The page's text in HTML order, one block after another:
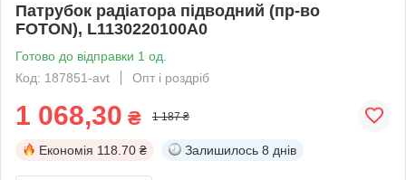
Патрубок радіатора підводний (пр-во
FOTON), L1130220100A0
Готово до відправки 1 од.
Код: 187851-avt
Опт і роздріб
1 068,30 ₴ 1 187 ₴
Економія 118.70 ₴ Залишилось 8 днів